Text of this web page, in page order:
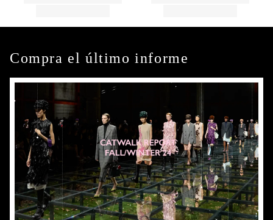
Compra el último informe